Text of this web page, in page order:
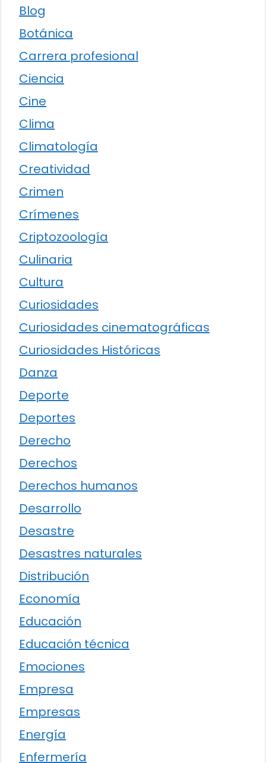
Blog
Botánica
Carrera profesional
Ciencia
Cine
Clima
Climatología
Creatividad
Crimen
Crímenes
Criptozoología
Culinaria
Cultura
Curiosidades
Curiosidades cinematográficas
Curiosidades Históricas
Danza
Deporte
Deportes
Derecho
Derechos
Derechos humanos
Desarrollo
Desastre
Desastres naturales
Distribución
Economía
Educación
Educación técnica
Emociones
Empresa
Empresas
Energía
Enfermería